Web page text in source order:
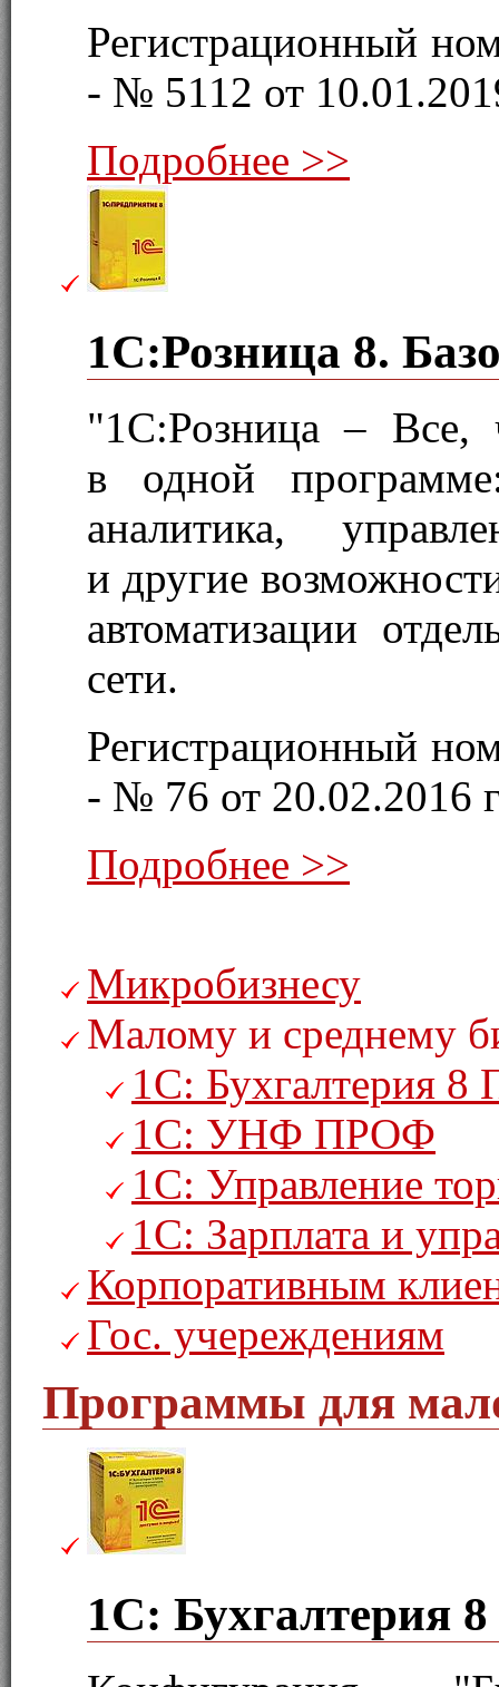
Регистрационный
- № 5112 от
Подробнее >>
1С:Розница 8.
"1С:Розница –
в одной
аналитика,
и другие
автоматизации
сети.
Регистрационный
- № 76 от 20.02.2016
Подробнее >>
Микробизнесу
Малому и среднему
1С: Бухгалтерия
1С: УНФ ПРОФ
1С: Управление
1С: Зарплата и
Корпоративным
Гос. учереждениям
Программы для
1С: